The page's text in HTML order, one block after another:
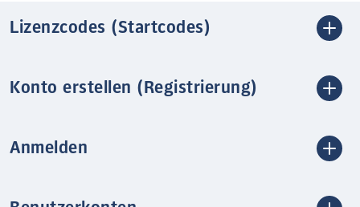
Lizenzcodes (Startcodes)
Konto erstellen (Registrierung)
Anmelden